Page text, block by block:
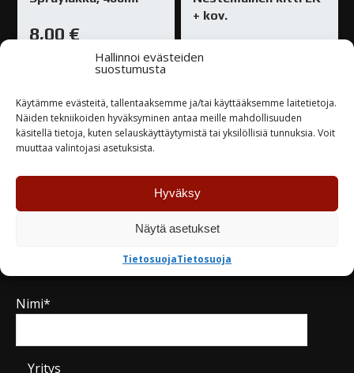
Hallinnoi evästeiden
suostumusta
Käytämme evästeitä, tallentaaksemme ja/tai käyttääksemme laitetietoja.
Näiden tekniikoiden hyväksyminen antaa meille mahdollisuuden
käsitellä tietoja, kuten selauskäyttäytymistä tai yksilöllisiä tunnuksia. Voit
muuttaa valintojasi asetuksista.
Hyväksy
Näytä asetukset
TietosuojaTietosuoja
8,00 €
Varastossa
TUTUSTU
+ kov.
28,30
TUTUSTU
Kysy tuotteesta / ota yhteyttä
Nimi*
Yritys